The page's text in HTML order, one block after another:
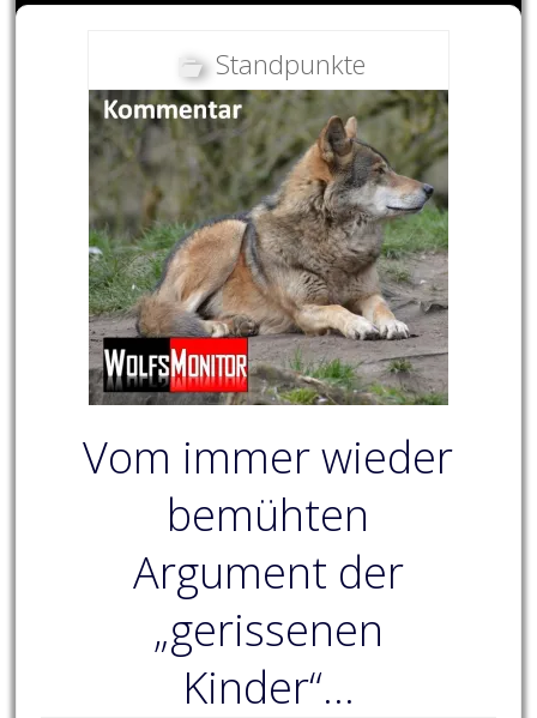
Standpunkte
Vom immer wieder
bemühten
Argument der
„gerissenen
Kinder“…